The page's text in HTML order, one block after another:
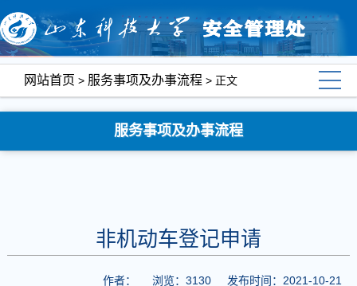
网站首页 > 服务事项及办事流程 > 正文
服务事项及办事流程
非机动车登记申请
发布时间：2021-10-21
浏览：3130
作者：